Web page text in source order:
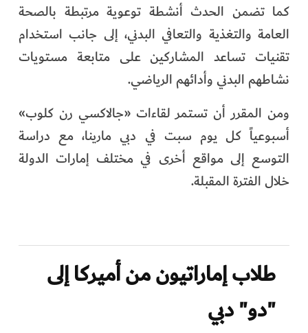
كما تضمن الحدث أنشطة توعوية مرتبطة بالصحة
العامة والتغذية والتعافي البدني، إلى جانب استخدام
تقنيات تساعد المشاركين على متابعة مستويات
نشاطهم البدني وأدائهم الرياضي.
ومن المقرر أن تستمر لقاءات «جالاكسي رن كلوب»
أسبوعياً كل يوم سبت في دبي مارينا، مع دراسة
التوسع إلى مواقع أخرى في مختلف إمارات الدولة
خلال الفترة المقبلة.
طلاب إماراتيون من أميركا إلى
"دو" دبي